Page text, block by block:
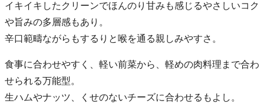
イキイキしたクリーンでほんのり甘みも感じるやさしいコク
や旨みの多層感もあり。
辛口範疇ながらもするりと喉を通る親しみやすさ。
食事に合わせやすく、軽い前菜から、軽めの肉料理まで合わ
せられる万能型。
生ハムやナッツ、くせのないチーズに合わせるもよし。